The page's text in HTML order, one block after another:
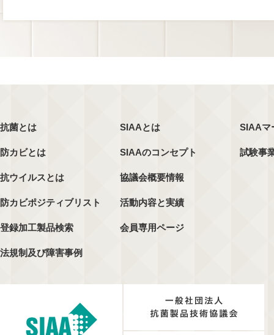
抗菌とは
防カビとは
抗ウイルスとは
防カビポジティブリスト
登録加工製品検索
法規制及び障害事例
SIAAとは
SIAAのコンセプト
協議会概要情報
活動内容と実績
会員専用ページ
SIAAマ
試験事